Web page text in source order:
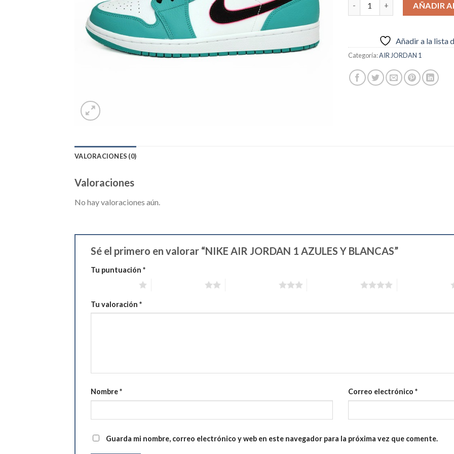
AÑADIR
Añadir a la lista
Categoría:AIR JORDAN 1
VALORACIONES (0)
Valoraciones
No hay valoraciones aún.
Sé el primero en valorar “NIKE AIR JORDAN 1 AZULES Y BLANCAS”
Tu puntuación *
Tu valoración *
Nombre* Correo electrónico *
Guarda mi nombre, correo electrónico y web en este navegador para la próxima vez que comente.